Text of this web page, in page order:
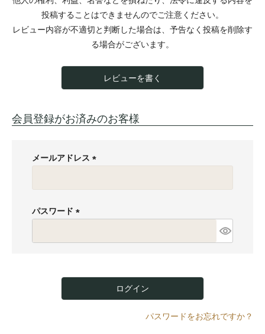
投稿することはできませんのでご注意ください。
レビュー内容が不適切と判断した場合は、予告なく投稿を削除す
る場合がございます。
レビューを書く
会員登録がお済みのお客様
メールアドレス
必
)
パスワード
必
ログイン
パスワードをお忘れですか？